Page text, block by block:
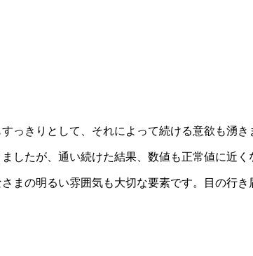
っきりとして、それによって続ける意欲も湧き
したが、通い続けた結果、数値も正常値に近く
の明るい雰囲気も大切な要素です。目の行き